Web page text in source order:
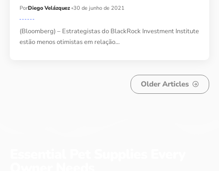
PorDiego Velázquez 30 de junho de 2021
(Bloomberg) – Estrategistas do BlackRock Investment Institute
estão menos otimistas em relação…
Older Articles